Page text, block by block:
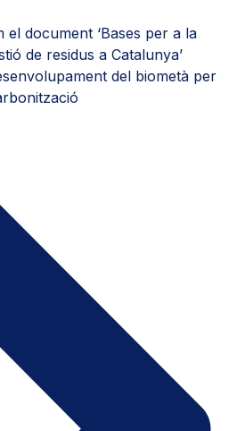
el document ‘Bases per a la
de residus a Catalunya’
del biometà per